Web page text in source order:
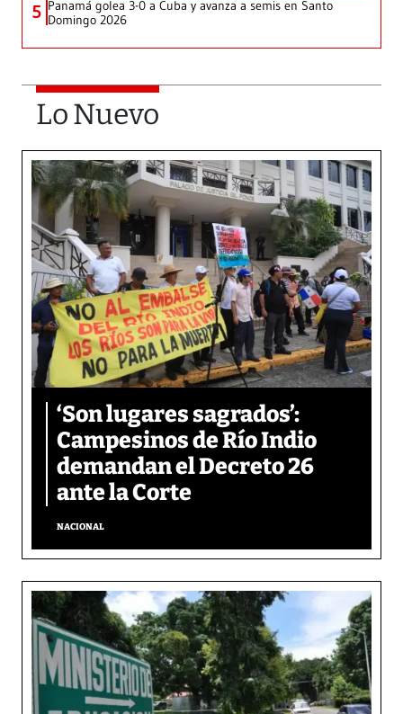
5 Panamá golea 3-0 a Cuba y avanza a semis en Santo
Domingo 2026
Lo Nuevo
‘Son lugares sagrados’:
Campesinos de Río Indio
demandan el Decreto 26
ante la Corte
NACIONAL